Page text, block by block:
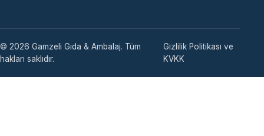
© 2026 Gamzeli Gıda & Ambalaj. Tüm
hakları saklıdır.
Gizlilik Politikası ve
KVKK